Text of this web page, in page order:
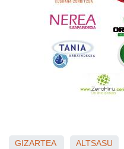
GIZARTEA ALTSASU